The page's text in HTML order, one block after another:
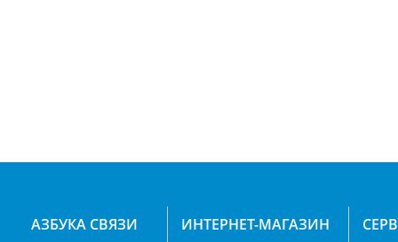
АЗБУКА СВЯЗИ ИНТЕРНЕТ-МАГАЗИН